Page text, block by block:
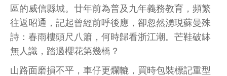
區的威信縣城。廿年前為普及九年義務教育，頻繁
往返昭通，記起曾經前呼後應，卻忽然湧現蘇曼殊
詩：春雨樓頭尺八簫，何時歸看浙江潮。芒鞋破缽
無人識，踏過櫻花第幾橋？
山路面磨損不平，車仔更爛轆，買時包裝標記重型